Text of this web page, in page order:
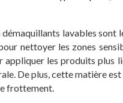
lavables sont
nettoyer les zones
les produits plus
De plus, cette matière
frottement.